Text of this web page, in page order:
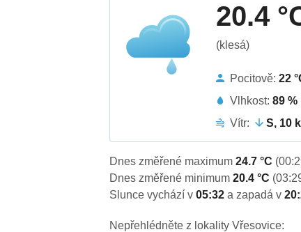
20.4
(klesá)
Pocitově:22
Vlhkost:89 %
Vítr:
S, 10
Dnes změřené maximum24.7 °C
Dnes změřené minimum20.4 °C
Slunce vychází v05:32a zapadá v
Nepřehlédněte z lokality Vřesovice: